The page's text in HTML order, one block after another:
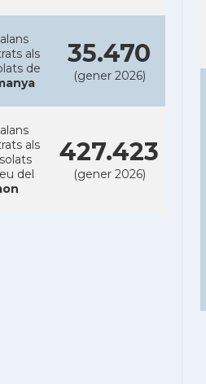
als
de
35.470
(gener 2026)
als
del
427.423
(gener 2026)